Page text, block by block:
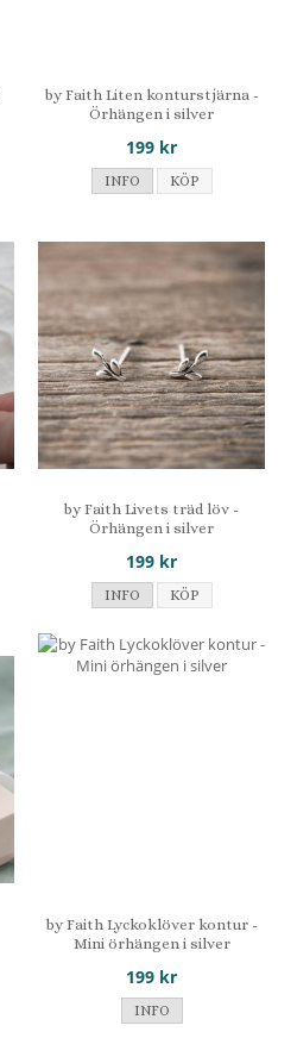
by Faith Liten konturstjärna -
Örhängen i silver
199 kr
INFO KÖP
by Faith Livets träd löv -
Örhängen i silver
199 kr
INFO KÖP
by Faith Lyckoklöver kontur -
Mini örhängen i silver
199 kr
INFO